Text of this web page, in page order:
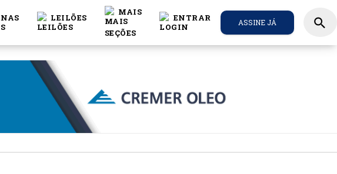
LEILÕES
MAIS
ENTRAR ASSINE JÁ search